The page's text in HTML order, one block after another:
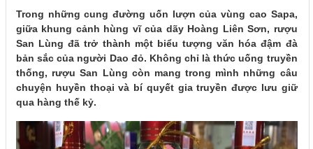
Trong những cung đường uốn lượn của vùng cao Sapa,
giữa khung cảnh hùng vĩ của dãy Hoàng Liên Sơn, rượu
San Lùng đã trở thành một biểu tượng văn hóa đậm đà
bản sắc của người Dao đỏ. Không chỉ là thức uống truyền
thống, rượu San Lùng còn mang trong mình những câu
chuyện huyền thoại và bí quyết gia truyền được lưu giữ
qua hàng thế kỷ.